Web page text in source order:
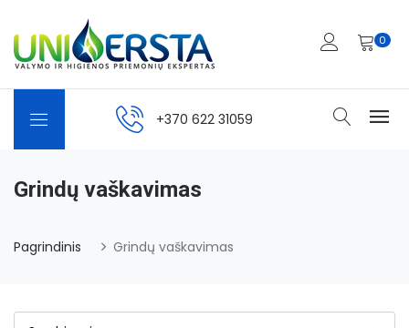
0
+370 622 31059
Grindų vaškavimas
Pagrindinis Grindų vaškavimas